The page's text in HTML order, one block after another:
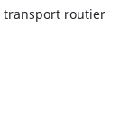
transport routier